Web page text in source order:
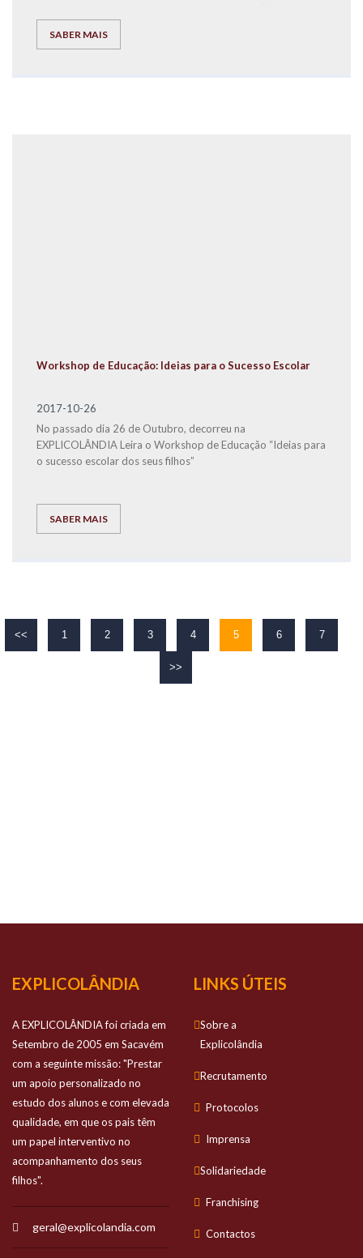
Bora Lá!” e “Do Secundário à Universidade com Sucesso –
SABER MAIS
Workshop de Educação: Ideias para o Sucesso Escolar
2017-10-26
No passado dia 26 de Outubro, decorreu na
EXPLICOLÂNDIA Leira o Workshop de Educação “Ideias para
o sucesso escolar dos seus filhos”
SABER MAIS
<< 1 2 3 4 5 6 7
>>
EXPLICOLÂNDIA
A EXPLICOLÂNDIA foi criada em
Setembro de 2005 em Sacavém
com a seguinte missão: "Prestar
um apoio personalizado no
estudo dos alunos e com elevada
qualidade, em que os pais têm
um papel interventivo no
acompanhamento dos seus
filhos".
geral@explicolandia.com
LINKS ÚTEIS
Sobre a
Explicolândia
Recrutamento
Protocolos
Imprensa
Solidariedade
Franchising
Contactos